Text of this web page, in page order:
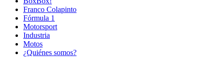
Franco Colapinto
Fórmula 1
Motorsport
Industria
Motos
¿Quiénes somos?